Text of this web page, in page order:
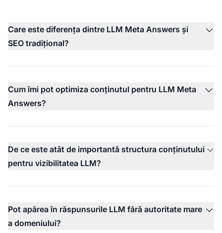
Care este diferența dintre LLM Meta Answers și
SEO tradițional?
Cum îmi pot optimiza conținutul pentru LLM Meta
Answers?
De ce este atât de importantă structura conținutului
pentru vizibilitatea LLM?
Pot apărea în răspunsurile LLM fără autoritate mare
a domeniului?